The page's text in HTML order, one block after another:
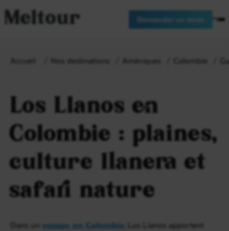
Meltour Demander un devis
Accueil Nos destinations Amériques Colombie
Los Llanos en
Colombie : plaines,
culture llanera et
safari nature
Dans un voyage en Colombie , Los Llanos apportent